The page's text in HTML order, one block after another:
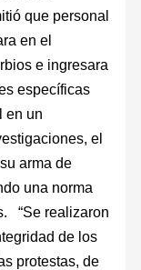
que personal
en el
e ingresara
específicas
en un
el
arma de
una norma
“Se realizaron
de los
protestas, de